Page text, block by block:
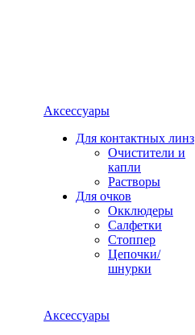
Аксессуары
Для контактных линз
Очистители и
капли
Растворы
Для очков
Окклюдеры
Салфетки
Стоппер
Цепочки/
шнурки
Аксессуары